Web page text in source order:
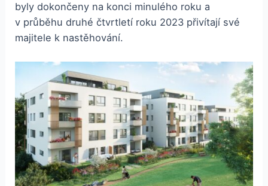
byly dokončeny na konci minulého roku a
v průběhu druhé čtvrtletí roku 2023 přivítají své
majitele k nastěhování.